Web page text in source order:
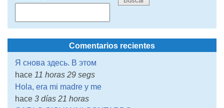
Comentarios recientes
Я снова здесь. В этом
hace 11 horas 29 segs
Hola, era mi madre y me
hace 3 días 21 horas